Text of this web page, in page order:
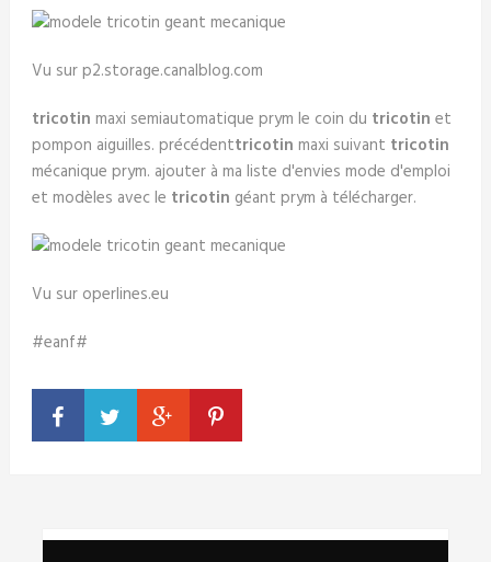
Vu sur p2.storage.canalblog.com
tricotin maxi semiautomatique prym le coin du tricotin et
pompon aiguilles. précédenttricotin maxi suivant tricotin
mécanique prym. ajouter à ma liste d'envies mode d'emploi
et modèles avec le tricotin géant prym à télécharger.
Vu sur operlines.eu
#eanf#